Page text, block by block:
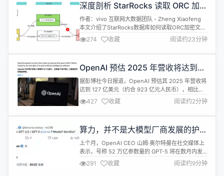
入 DeepSeek R1，通过提示词优化...
深度剖析 StarRocks 读取 ORC 加密
文件背后的技术
作者：vivo 互联网大数据团队 - Zheng Xiaofeng
本文介绍了StarRocks数据库如何读取ORC加密文
件，包括基础概念以及具体实现方案。深入探讨了利
用ORC文件的四层结构和三层索引机制，实现高效查
询加密数据。希望通过本文对ORC加密文件读取功能
同时了解StarRocks支持加解密数据分析的方...
274 收藏 阅读约23分钟
OpenAI 预估 2025 年营收将达到
127 亿美元
据彭博社今日报道，OpenAI 预估其 2025 年营收将
达到 127 亿美元（约合 923 亿元人民币），相比
2024 年 37 亿美元（约合 269 亿元人民币）的营收
翻了超三倍。 在该预估基础上，OpenAI 预计其
2026 年营收将达到 294 亿美元（约合 2,136.8 亿元
9085....
427 收藏 阅读约2分钟
算力，并不是大模型厂商发展的护城
河
上个月，OpenAI CEO 山姆·奥尔特曼在社交媒体上
表示，号称 52 万亿参数量的 GPT-5 将在数月内发
布。相较于上一代 GPT-4 的 2 万亿参数，体量上足
足增长了 26 倍，虽无公布具体的训练成本，但想必
291 收藏 阅读约9分钟